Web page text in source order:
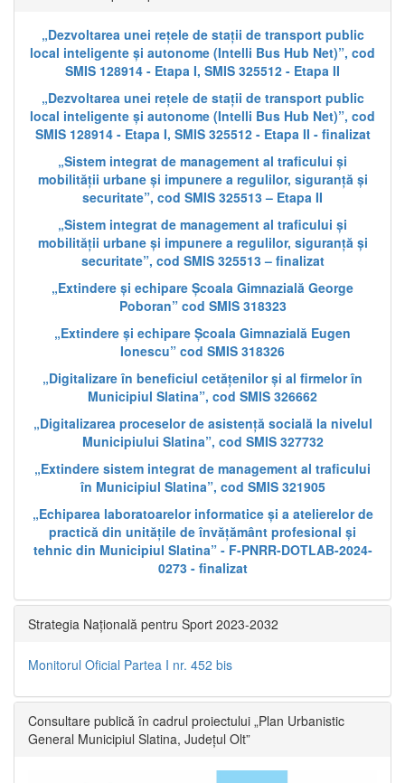
„Dezvoltarea unei rețele de stații de transport public
local inteligente și autonome (Intelli Bus Hub Net)”, cod
SMIS 128914 - Etapa I, SMIS 325512 - Etapa II
„Dezvoltarea unei rețele de stații de transport public
local inteligente și autonome (Intelli Bus Hub Net)”, cod
SMIS 128914 - Etapa I, SMIS 325512 - Etapa II - finalizat
„Sistem integrat de management al traficului și
mobilității urbane și impunere a regulilor, siguranță și
securitate”, cod SMIS 325513 – Etapa II
„Sistem integrat de management al traficului și
mobilității urbane și impunere a regulilor, siguranță și
securitate”, cod SMIS 325513 – finalizat
„Extindere și echipare Școala Gimnazială George
Poboran” cod SMIS 318323
„Extindere și echipare Școala Gimnazială Eugen
Ionescu” cod SMIS 318326
„Digitalizare în beneficiul cetățenilor și al firmelor în
Municipiul Slatina”, cod SMIS 326662
„Digitalizarea proceselor de asistență socială la nivelul
Municipiului Slatina”, cod SMIS 327732
„Extindere sistem integrat de management al traficului
în Municipiul Slatina”, cod SMIS 321905
„Echiparea laboratoarelor informatice și a atelierelor de
practică din unitățile de învățământ profesional și
tehnic din Municipiul Slatina” - F-PNRR-DOTLAB-2024-
0273 - finalizat
Strategia Națională pentru Sport 2023-2032
Monitorul Oficial Partea I nr. 452 bis
Consultare publică în cadrul proiectului „Plan Urbanistic
General Municipiul Slatina, Județul Olt”